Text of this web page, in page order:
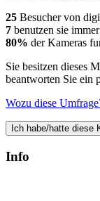
25 Besucher von
7 benutzen sie
80% der Kameras
Sie besitzen dieses
beantworten Sie ein
Wozu diese
Ich habe/hatte diese
Info